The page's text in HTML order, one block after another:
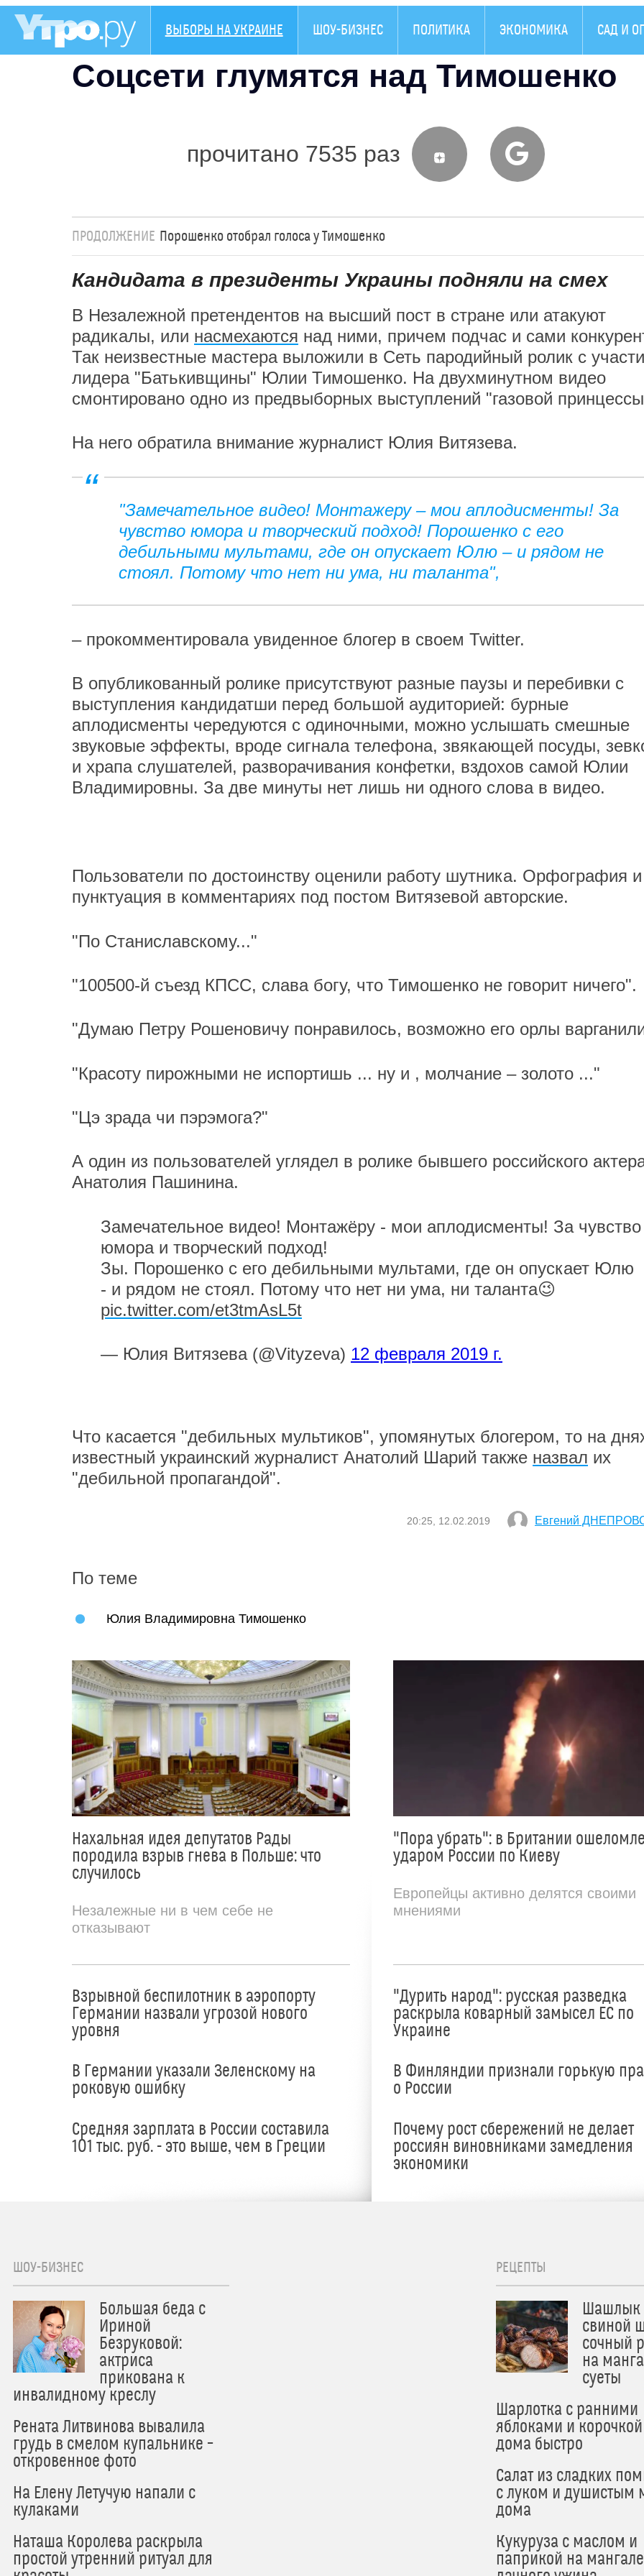
ВЫБОРЫ НА УКРАИНЕ ШОУ-БИЗНЕС ПОЛИТИКА ЭКОНОМИКА САД И
Соцсети глумятся над Тимошенко
прочитано 7535 раз
ПРОДОЛЖЕНИЕ Порошенко отобрал голоса у Тимошенко
Кандидата в президенты Украины подняли на смех
В Незалежной претендентов на высший пост в стране или атакуют
радикалы, или насмехаются над ними, причем подчас и сами
Так неизвестные мастера выложили в Сеть пародийный ролик с
лидера "Батькивщины" Юлии Тимошенко. На двухминутном видео
смонтировано одно из предвыборных выступлений "газовой
На него обратила внимание журналист Юлия Витязева.
"Замечательное видео! Монтажеру – мои аплодисменты! За
чувство юмора и творческий подход! Порошенко с его
дебильными мультами, где он опускает Юлю – и рядом не
стоял. Потому что нет ни ума, ни таланта",
– прокомментировала увиденное блогер в своем Twitter.
В опубликованный ролике присутствуют разные паузы и перебивки с
выступления кандидатши перед большой аудиторией: бурные
аплодисменты чередуются с одиночными, можно услышать смешные
звуковые эффекты, вроде сигнала телефона, звякающей посуды,
и храпа слушателей, разворачивания конфетки, вздохов самой Юлии
Владимировны. За две минуты нет лишь ни одного слова в видео.
Пользователи по достоинству оценили работу шутника. Орфография и
пунктуация в комментариях под постом Витязевой авторские.
"По Станиславскому..."
"100500-й съезд КПСС, слава богу, что Тимошенко не говорит ничего".
"Думаю Петру Рошеновичу понравилось, возможно его орлы
"Красоту пирожными не испортишь ... ну и , молчание – золото ..."
"Цэ зрада чи пэрэмога?"
А один из пользователей углядел в ролике бывшего российского
Анатолия Пашинина.
Замечательное видео! Монтажёру - мои аплодисменты! За чувство
юмора и творческий подход!
Зы. Порошенко с его дебильными мультами, где он опускает Юлю
- и рядом не стоял. Потому что нет ни ума, ни таланта😉
pic.twitter.com/et3tmAsL5t
— Юлия Витязева (@Vityzeva) 12 февраля 2019 г.
Что касается "дебильных мультиков", упомянутых блогером, то на
известный украинский журналист Анатолий Шарий также назвал их
"дебильной пропагандой".
20:25, 12.02.2019 Евгений
По теме
Юлия Владимировна Тимошенко
Нахальная идея депутатов Рады
породила взрыв гнева в Польше: что
случилось
Незалежные ни в чем себе не
отказывают
Взрывной беспилотник в аэропорту
Германии назвали угрозой нового
уровня
В Германии указали Зеленскому на
роковую ошибку
Средняя зарплата в России составила
101 тыс. руб. - это выше, чем в Греции
"Пора убрать": в Британии
ударом России по Киеву
Европейцы активно делятся своими
мнениями
"Дурить народ": русская разведка
раскрыла коварный замысел ЕС по
Украине
В Финляндии признали горькую
о России
Почему рост сбережений не делает
россиян виновниками замедления
экономики
ШОУ-БИЗНЕС
Большая беда с
Ириной
Безруковой:
актриса
прикована к
инвалидному креслу
Рената Литвинова вывалила
грудь в смелом купальнике –
откровенное фото
На Елену Летучую напали с
кулаками
Наташа Королева раскрыла
простой утренний ритуал для
РЕЦЕПТЫ
Шашлык
свиной
сочный
на
суеты
Шарлотка с ранними
яблоками и
дома быстро
Салат из сладких
с луком и душистым
дома
Кукуруза с маслом и
паприкой на